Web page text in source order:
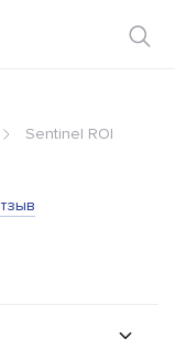
Sentinel ROI